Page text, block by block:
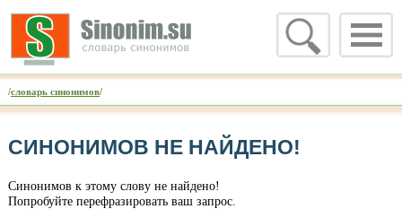
/словарь синонимов/
СИНОНИМОВ НЕ НАЙДЕНО!
Синонимов к этому слову не найдено!
Попробуйте перефразировать ваш запрос.